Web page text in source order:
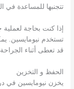
تتجنبها للمساعدة في
إذا كنت بحاجة
تستخدم نيومايسين.
قد تعطى أثناء الجراحة.
الحفظ و التخزين
يخزن نيومايسين في